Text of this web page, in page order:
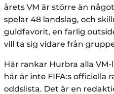
årets VM är större än
spelar 48 landslag, och
guldfavorit, en farlig
vill ta sig vidare från
Här rankar Hurbra alla
här är inte FIFA:s officiella
oddslista. Det är en